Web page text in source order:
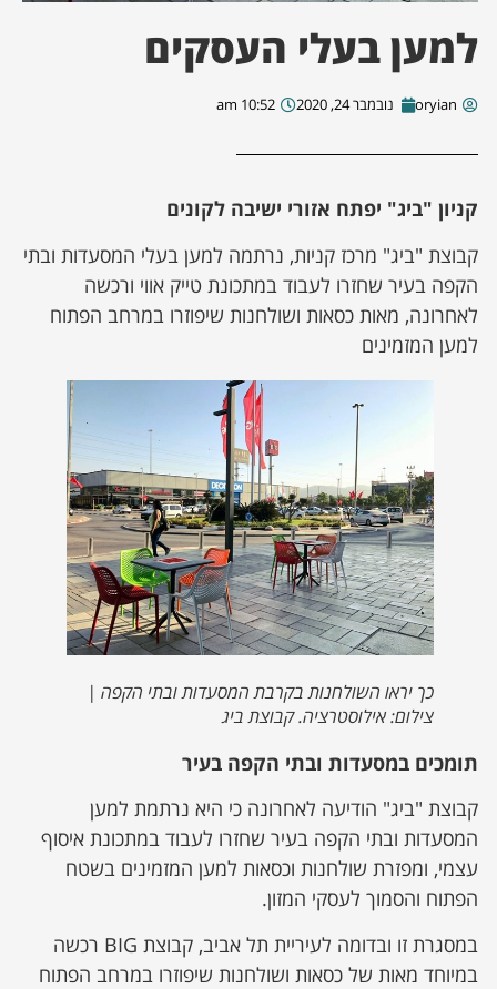
מסע מלחמה
השבוע
מקומית
עסקים
למען בעלי העסקים
oryian נובמבר 24, 2020 10:52 am
קניון "ביג" יפתח אזורי ישיבה לקונים
קבוצת "ביג" מרכז קניות, נרתמה למען בעלי המסעדות ובתי
הקפה בעיר שחזרו לעבוד במתכונת טייק אווי ורכשה
לאחרונה, מאות כסאות ושולחנות שיפוזרו במרחב הפתוח
למען המזמינים
כך יראו השולחנות בקרבת המסעדות ובתי הקפה |
צילום: אילוסטרציה. קבוצת ביג
תומכים במסעדות ובתי הקפה בעיר
קבוצת "ביג" הודיעה לאחרונה כי היא נרתמת למען
המסעדות ובתי הקפה בעיר שחזרו לעבוד במתכונת איסוף
עצמי, ומפזרת שולחנות וכסאות למען המזמינים בשטח
הפתוח והסמוך לעסקי המזון.
במסגרת זו ובדומה לעיריית תל אביב, קבוצת BIG רכשה
במיוחד מאות של כסאות ושולחנות שיפוזרו במרחב הפתוח